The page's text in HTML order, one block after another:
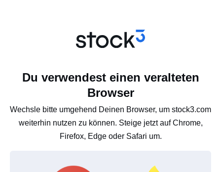
Du verwendest einen veralteten
Browser
Wechsle bitte umgehend Deinen Browser, um stock3.com
weiterhin nutzen zu können. Steige jetzt auf Chrome,
Firefox, Edge oder Safari um.